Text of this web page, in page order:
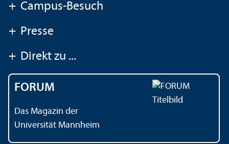
+ Campus-Besuch
+ Presse
+ Direkt zu ...
FORUM
Das Magazin der
Universität Mannheim